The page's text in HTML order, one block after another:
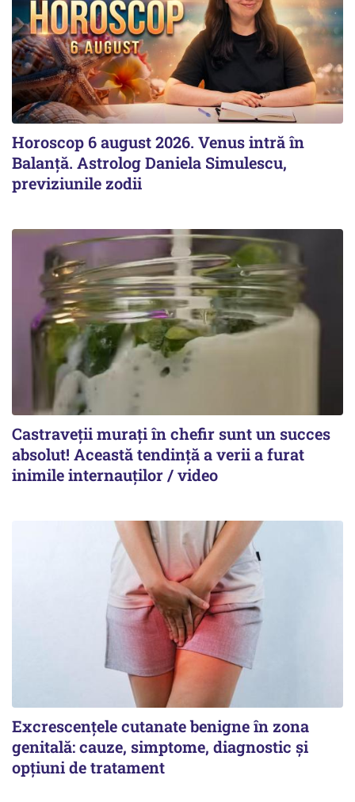
Horoscop 6 august 2026. Venus intră în
Balanță. Astrolog Daniela Simulescu,
previziunile zodii
Castraveții murați în chefir sunt un succes
absolut! Această tendință a verii a furat
inimile internauților / video
Excrescențele cutanate benigne în zona
genitală: cauze, simptome, diagnostic și
opțiuni de tratament